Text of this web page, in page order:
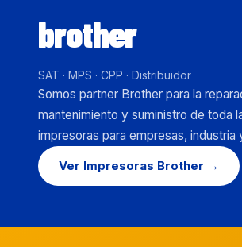
brother
SAT · MPS · CPP · Distribuidor
Somos partner Brother para la
mantenimiento y suministro de toda
impresoras para empresas, industria
Ver Impresoras Brother →